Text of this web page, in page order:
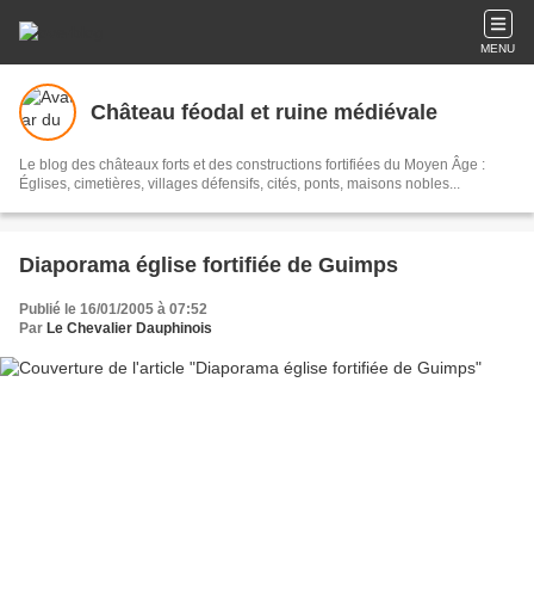
MENU
Château féodal et ruine médiévale
Le blog des châteaux forts et des constructions fortifiées du Moyen Âge :
Églises, cimetières, villages défensifs, cités, ponts, maisons nobles...
Diaporama église fortifiée de Guimps
Publié le 16/01/2005 à 07:52
Par Le Chevalier Dauphinois